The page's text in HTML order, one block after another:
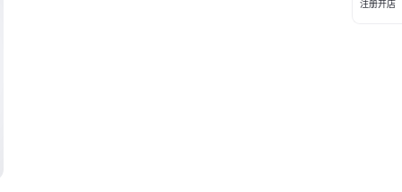
注册开店